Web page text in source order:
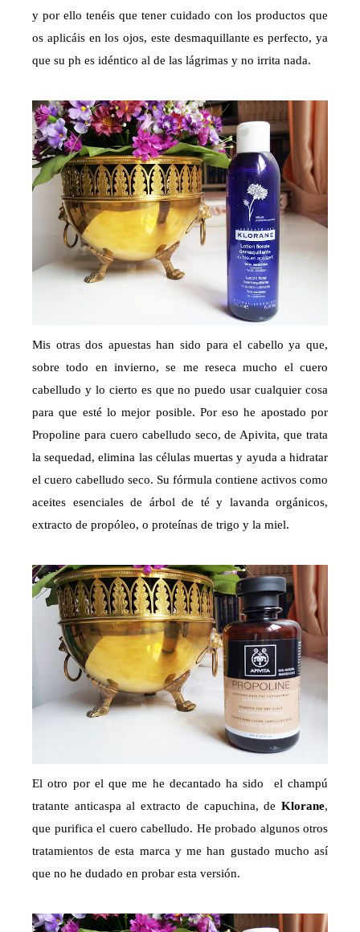
y por ello tenéis que tener cuidado con los productos que
os aplicáis en los ojos, este desmaquillante es perfecto, ya
que su ph es idéntico al de las lágrimas y no irrita nada.
Mis otras dos apuestas han sido para el cabello ya que,
sobre todo en invierno, se me reseca mucho el cuero
cabelludo y lo cierto es que no puedo usar cualquier cosa
para que esté lo mejor posible. Por eso he apostado por
Propoline para cuero cabelludo seco, de Apivita, que trata
la sequedad, elimina las células muertas y ayuda a hidratar
el cuero cabelludo seco. Su fórmula contiene activos como
aceites esenciales de árbol de té y lavanda orgánicos,
extracto de propóleo, o proteínas de trigo y la miel.
El otro por el que me he decantado ha sido el champú
tratante anticaspa al extracto de capuchina, de Klorane,
que purifica el cuero cabelludo. He probado algunos otros
tratamientos de esta marca y me han gustado mucho así
que no he dudado en probar esta versión.